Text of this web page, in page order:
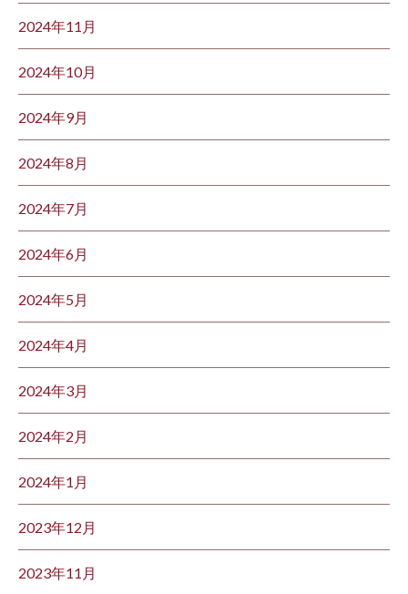
2024年11月
2024年10月
2024年9月
2024年8月
2024年7月
2024年6月
2024年5月
2024年4月
2024年3月
2024年2月
2024年1月
2023年12月
2023年11月